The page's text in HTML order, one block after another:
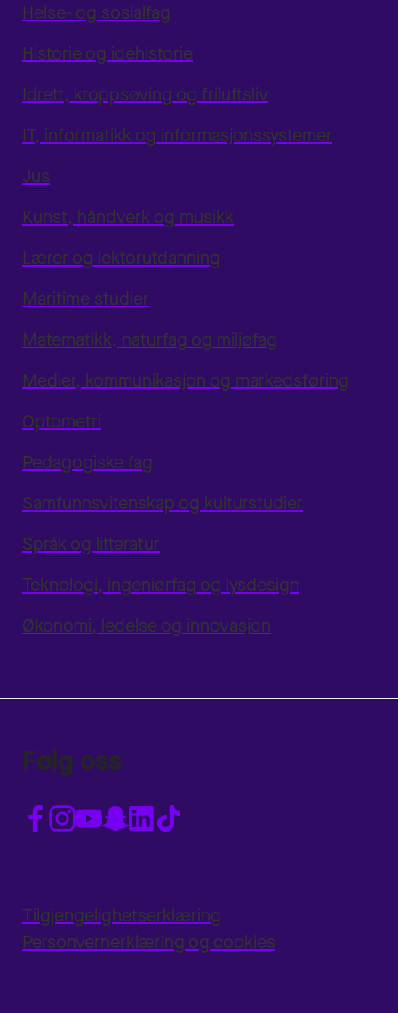
Helse- og sosialfag
Historie og idéhistorie
Idrett, kroppsøving og friluftsliv
IT, informatikk og informasjonssystemer
Jus
Kunst, håndverk og musikk
Lærer og lektorutdanning
Maritime studier
Matematikk, naturfag og miljøfag
Medier, kommunikasjon og markedsføring
Optometri
Pedagogiske fag
Samfunnsvitenskap og kulturstudier
Språk og litteratur
Teknologi, ingeniørfag og lysdesign
Økonomi, ledelse og innovasjon
Følg oss
Tilgjengelighetserklæring
Personvernerklæring og cookies